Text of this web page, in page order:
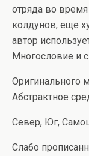
отряда во
колдунов, еще
автор
Многословие и
Оригинального
Абстрактное
Север, Юг,
Слабо